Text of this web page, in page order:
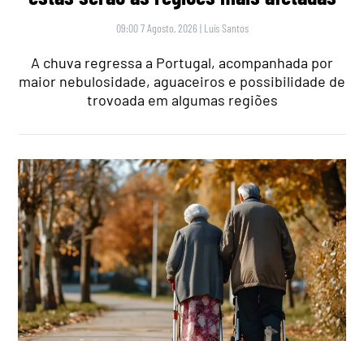
09:00 7 Agosto, 2026 | Luís Santos
A chuva regressa a Portugal, acompanhada por
maior nebulosidade, aguaceiros e possibilidade de
trovoada em algumas regiões